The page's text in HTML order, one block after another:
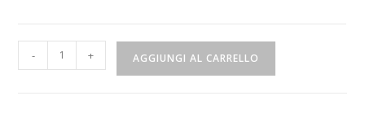
- + AGGIUNGI AL CARRELLO